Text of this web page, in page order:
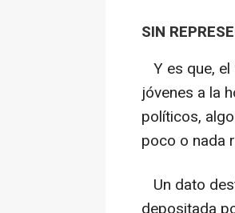
SIN
Y es que,
jóvenes a la
políticos,
poco o nada
Un dato